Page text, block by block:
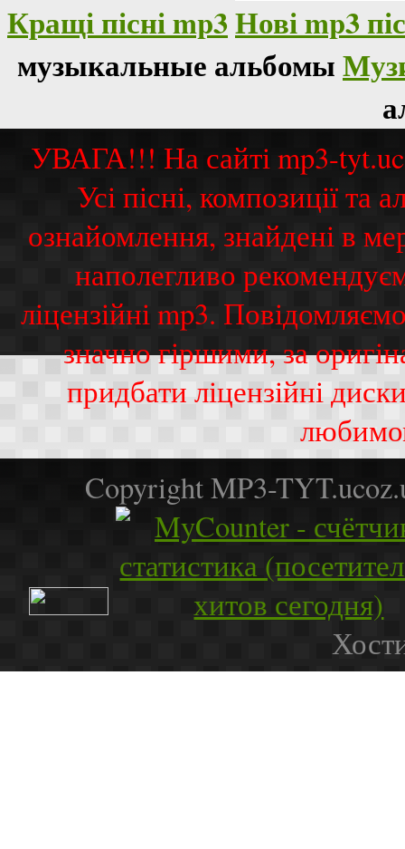
Кращі пісні mp3Нові mp3
музыкальные альбомы
УВАГА!!! На сайті mp3-
Усі пісні, композиції
ознайомлення, знайдені в
наполегливо
ліцензійні mp3.
значно гіршими, за
придбати ліцензійні
Copyright MP3-